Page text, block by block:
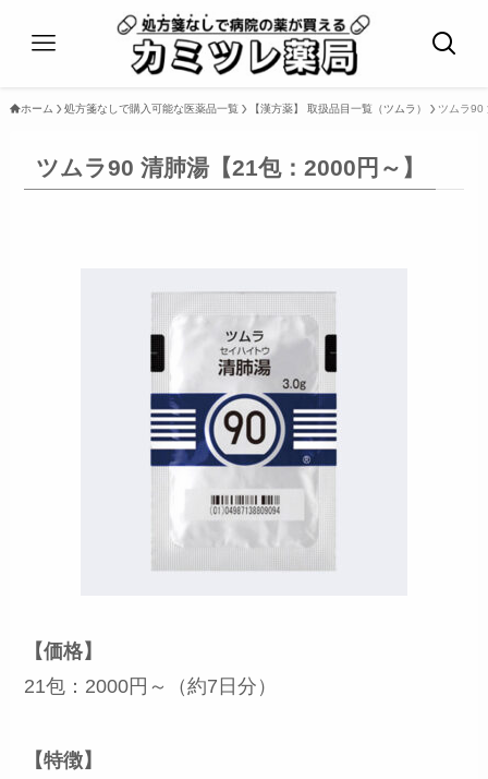
ホーム 処方箋なしで購入可能な医薬品一覧 【漢方薬】 取扱品目一覧（ツムラ） ツムラ90
ツムラ90 清肺湯【21包：2000円～】
【価格】
21包：2000円～（約7日分）
【特徴】